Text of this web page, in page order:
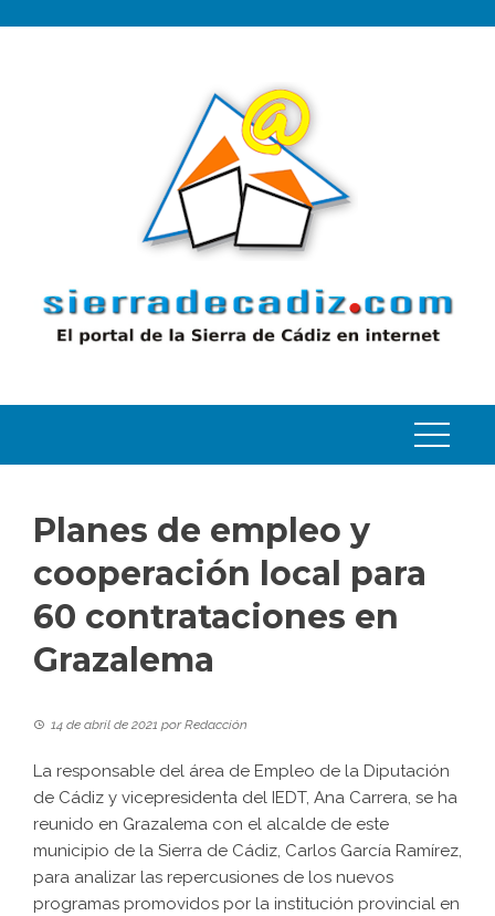
Planes de empleo y
cooperación local para
60 contrataciones en
Grazalema
14 de abril de 2021 porRedacción
La responsable del área de Empleo de la Diputación
de Cádiz y vicepresidenta del IEDT, Ana Carrera, se ha
reunido en Grazalema con el alcalde de este
municipio de la Sierra de Cádiz, Carlos García Ramírez,
para analizar las repercusiones de los nuevos
programas promovidos por la institución provincial en